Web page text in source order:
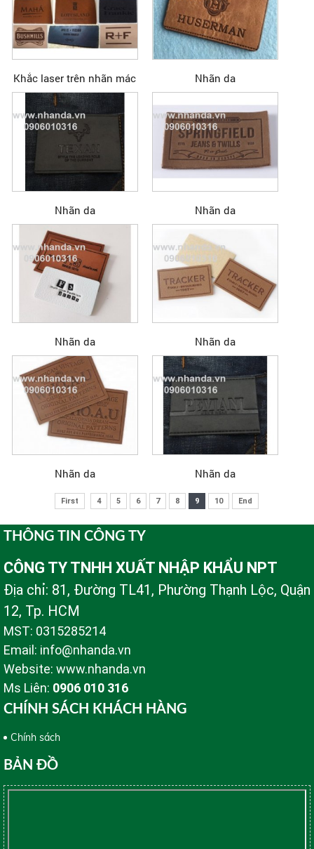
Khắc laser trên nhãn mác Nhãn da
Nhãn da Nhãn da
Nhãn da Nhãn da
Nhãn da Nhãn da
First 4 5 6 7 8 9 10 End
THÔNG TIN CÔNG TY
CÔNG TY TNHH XUẤT NHẬP KHẨU NPT
Địa chỉ: 81, Đường TL41, Phường Thạnh Lộc, Quận
12, Tp. HCM
MST: 0315285214
Email: info@nhanda.vn
Website: www.nhanda.vn
Ms Liên: 0906 010 316
CHÍNH SÁCH KHÁCH HÀNG
Chính sách
BẢN ĐỒ